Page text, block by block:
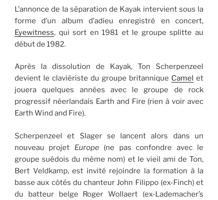
L’annonce de la séparation de Kayak intervient sous la
forme d’un album d’adieu enregistré en concert,
Eyewitness, qui sort en 1981 et le groupe splitte au
début de 1982.
Après la dissolution de Kayak, Ton Scherpenzeel
devient le claviériste du groupe britannique Camel et
jouera quelques années avec le groupe de rock
progressif néerlandais Earth and Fire (rien à voir avec
Earth Wind and Fire).
Scherpenzeel et Slager se lancent alors dans un
nouveau projet Europe(ne pas confondre avec le
groupe suédois du même nom) et le vieil ami de Ton,
Bert Veldkamp, ​​est invité rejoindre la formation à la
basse aux côtés du chanteur John Filippo (ex-Finch) et
du batteur belge Roger Wollaert (ex-Lademacher’s